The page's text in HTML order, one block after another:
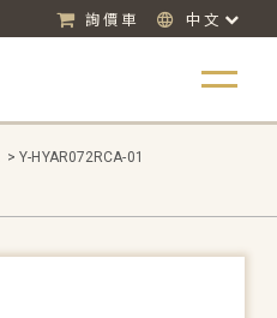
詢價車 中文
> Y-HYAR072RCA-01